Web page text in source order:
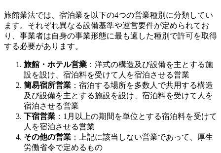
旅館業法では、宿泊業を以下の4つの営業種別に分類してい
ます。それぞれ異なる設備基準や運営要件が定められてお
り、事業者は自身の事業形態に最も適した種別で許可を取得
する必要があります。
旅館・ホテル営業 ：洋式の構造及び設備を主とする施
設を設け、宿泊料を受けて人を宿泊させる営業
簡易宿所営業 ：宿泊する場所を多数人で共用する構造
及び設備を主とする施設を設け、宿泊料を受けて人を
宿泊させる営業
下宿営業 ：1月以上の期間を単位とする宿泊料を受けて
人を宿泊させる営業
その他の営業 ：上記に該当しない営業であって、厚生
労働省令で定めるもの